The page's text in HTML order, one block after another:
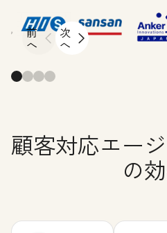
前
へ
次
へ
顧客対応エー
の